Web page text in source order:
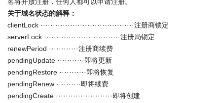
关于域名状态的解释：
clientLock ······································注册商锁定
serverLock ·······························注册局锁定
renewPeriod ············注册商续费
pendingUpdate ···········即将更新
pendingRestore ···········即将恢复
pendingRenew ··········即将续费
pendingCreate ·······················即将创建